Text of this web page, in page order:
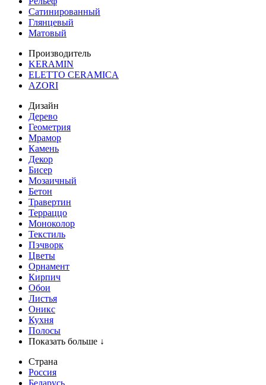
Сатинированный
Глянцевый
Матовый
Производитель
KERAMIN
ELETTO CERAMICA
AZORI
Дизайн
Дерево
Геометрия
Мрамор
Камень
Декор
Бисер
Мозаичный
Бетон
Травертин
Терраццо
Моноколор
Текстиль
Пэчворк
Цветы
Орнамент
Кирпич
Обои
Листья
Оникс
Кухня
Полосы
Показать больше ↓
Страна
Россия
Беларусь